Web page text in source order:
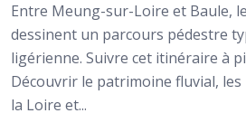
Entre Meung-sur-Loire et Baule,
dessinent un parcours pédestre
ligérienne. Suivre cet itinéraire à
Découvrir le patrimoine fluvial,
la Loire et...